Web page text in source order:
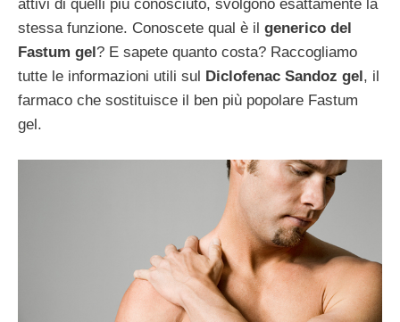
attivi di quelli più conosciuto, svolgono esattamente la
stessa funzione. Conoscete qual è il generico del
Fastum gel? E sapete quanto costa? Raccogliamo
tutte le informazioni utili sul Diclofenac Sandoz gel, il
farmaco che sostituisce il ben più popolare Fastum
gel.